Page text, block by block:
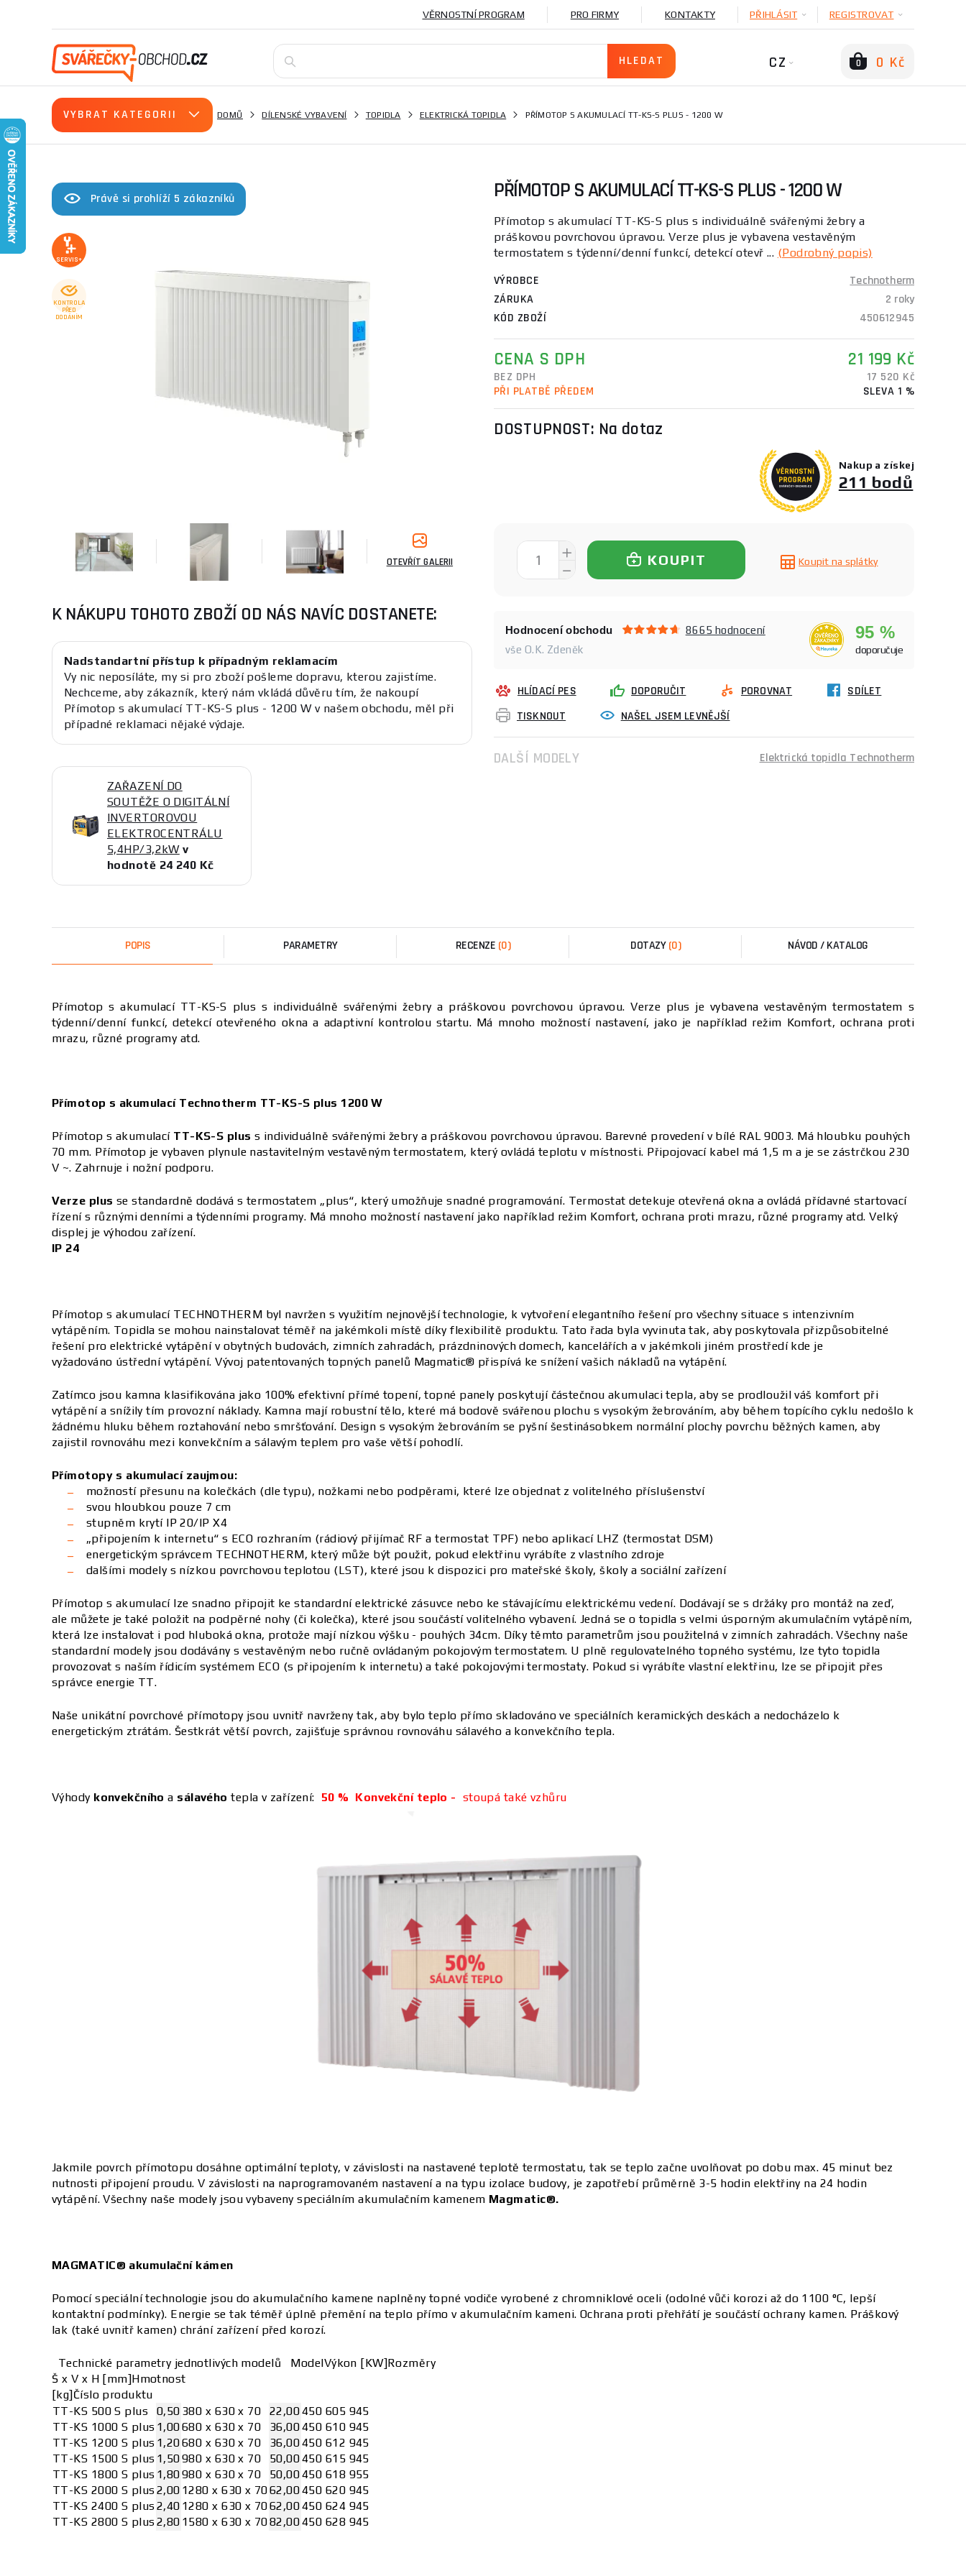
VĚRNOSTNÍ PROGRAM PRO FIRMY KONTAKTY PŘIHLÁSIT REGISTROVAT
CZ 0 0 Kč
VYBRAT KATEGORII DOMŮ DÍLENSKÉ VYBAVENÍ TOPIDLA ELEKTRICKÁ TOPIDLA PŘÍMOTOP S AKUMULACÍ TT-KS-S PLUS - 1200 W
Právě si prohlíží 5 zákazníků
SERVIS+
KONTROLA
PŘED
DODÁNÍM
OTEVŘÍT GALERII
K NÁKUPU TOHOTO ZBOŽÍ OD NÁS NAVÍC DOSTANETE:
Nadstandartní přístup k případným reklamacím
Vy nic neposíláte, my si pro zboží pošleme dopravu, kterou zajistíme.
Nechceme, aby zákazník, který nám vkládá důvěru tím, že nakoupí
Přímotop s akumulací TT-KS-S plus - 1200 W v našem obchodu, měl při
případné reklamaci nějaké výdaje.
ZAŘAZENÍ DO
SOUTĚŽE O DIGITÁLNÍ
INVERTOROVOU
ELEKTROCENTRÁLU
5,4HP/3,2kW v
hodnotě 24 240 Kč
PŘÍMOTOP S AKUMULACÍ TT-KS-S PLUS - 1200 W
Přímotop s akumulací TT-KS-S plus s individuálně svářenými žebry a
práškovou povrchovou úpravou. Verze plus je vybavena vestavěným
termostatem s týdenní/denní funkcí, detekcí otevř ... (Podrobný popis)
VÝROBCE
Technotherm
ZÁRUKA
2 roky
KÓD ZBOŽÍ
450612945
CENA S DPH 21 199 Kč
BEZ DPH
17 520 Kč
PŘI PLATBĚ PŘEDEM
SLEVA 1 %
DOSTUPNOST: Na dotaz
Nakup a získej
211 bodů
KOUPIT Koupit na splátky
Hodnocení obchodu
8665 hodnocení
vše O.K. Zdeněk
95 %
doporučuje
HLÍDACÍ PES DOPORUČIT POROVNAT
SDÍLET
TISKNOUT
NAŠEL JSEM LEVNĚJŠÍ
DALŠÍ MODELY Elektrická topidla Technotherm
POPIS PARAMETRY RECENZE (0) DOTAZY (0) NÁVOD / KATALOG
Přímotop s akumulací TT-KS-S plus s individuálně svářenými žebry a práškovou povrchovou úpravou. Verze plus je vybavena vestavěným termostatem s
týdenní/denní funkcí, detekcí otevřeného okna a adaptivní kontrolou startu. Má mnoho možností nastavení, jako je například režim Komfort, ochrana proti
mrazu, různé programy atd.
Přímotop s akumulací Technotherm TT-KS-S plus 1200 W
Přímotop s akumulací TT-KS-S plus s individuálně svářenými žebry a práškovou povrchovou úpravou. Barevné provedení v bílé RAL 9003. Má hloubku pouhých
70 mm. Přímotop je vybaven plynule nastavitelným vestavěným termostatem, který ovládá teplotu v místnosti. Připojovací kabel má 1,5 m a je se zástrčkou 230
V ~. Zahrnuje i nožní podporu.
Verze plus se standardně dodává s termostatem „plus“, který umožňuje snadné programování. Termostat detekuje otevřená okna a ovládá přídavné startovací
řízení s různými denními a týdenními programy. Má mnoho možností nastavení jako například režim Komfort, ochrana proti mrazu, různé programy atd. Velký
displej je výhodou zařízení.
IP 24
Přímotop s akumulací TECHNOTHERM byl navržen s využitím nejnovější technologie, k vytvoření elegantního řešení pro všechny situace s intenzivním
vytápěním. Topidla se mohou nainstalovat téměř na jakémkoli místě díky flexibilitě produktu. Tato řada byla vyvinuta tak, aby poskytovala přizpůsobitelné
řešení pro elektrické vytápění v obytných budovách, zimních zahradách, prázdninových domech, kancelářích a v jakémkoli jiném prostředí kde je
vyžadováno ústřední vytápění. Vývoj patentovaných topných panelů Magmatic® přispívá ke snížení vašich nákladů na vytápění.
Zatímco jsou kamna klasifikována jako 100% efektivní přímé topení, topné panely poskytují částečnou akumulaci tepla, aby se prodloužil váš komfort při
vytápění a snížily tím provozní náklady. Kamna mají robustní tělo, které má bodově svářenou plochu s vysokým žebrováním, aby během topícího cyklu nedošlo k
žádnému hluku během roztahování nebo smršťování. Design s vysokým žebrováním se pyšní šestinásobkem normální plochy povrchu běžných kamen, aby
zajistil rovnováhu mezi konvekčním a sálavým teplem pro vaše větší pohodlí.
Přímotopy s akumulací zaujmou:
možností přesunu na kolečkách (dle typu), nožkami nebo podpěrami, které lze objednat z volitelného příslušenství
svou hloubkou pouze 7 cm
stupněm krytí IP 20/IP X4
„připojením k internetu“ s ECO rozhraním (rádiový přijímač RF a termostat TPF) nebo aplikací LHZ (termostat DSM)
energetickým správcem TECHNOTHERM, který může být použit, pokud elektřinu vyrábíte z vlastního zdroje
dalšími modely s nízkou povrchovou teplotou (LST), které jsou k dispozici pro mateřské školy, školy a sociální zařízení
Přímotop s akumulací lze snadno připojit ke standardní elektrické zásuvce nebo ke stávajícímu elektrickému vedení. Dodávají se s držáky pro montáž na zeď,
ale můžete je také položit na podpěrné nohy (či kolečka), které jsou součástí volitelného vybavení. Jedná se o topidla s velmi úsporným akumulačním vytápěním,
která lze instalovat i pod hluboká okna, protože mají nízkou výšku - pouhých 34cm. Díky těmto parametrům jsou použitelná v zimních zahradách. Všechny naše
standardní modely jsou dodávány s vestavěným nebo ručně ovládaným pokojovým termostatem. U plně regulovatelného topného systému, lze tyto topidla
provozovat s naším řídicím systémem ECO (s připojením k internetu) a také pokojovými termostaty. Pokud si vyrábíte vlastní elektřinu, lze se připojit přes
správce energie TT.
Naše unikátní povrchové přímotopy jsou uvnitř navrženy tak, aby bylo teplo přímo skladováno ve speciálních keramických deskách a nedocházelo k
energetickým ztrátám. Šestkrát větší povrch, zajišťuje správnou rovnováhu sálavého a konvekčního tepla.
Výhody konvekčního a sálavého tepla v zařízení: 50 % Konvekční teplo - stoupá také vzhůru
Jakmile povrch přímotopu dosáhne optimální teploty, v závislosti na nastavené teplotě termostatu, tak se teplo začne uvolňovat po dobu max. 45 minut bez
nutnosti připojení proudu. V závislosti na naprogramovaném nastavení a na typu izolace budovy, je zapotřebí průměrně 3-5 hodin elektřiny na 24 hodin
vytápění. Všechny naše modely jsou vybaveny speciálním akumulačním kamenem Magmatic®.
MAGMATIC® akumulační kámen
Pomocí speciální technologie jsou do akumulačního kamene naplněny topné vodiče vyrobené z chromniklové oceli (odolné vůči korozi až do 1100 °C, lepší
kontaktní podmínky). Energie se tak téměř úplně přemění na teplo přímo v akumulačním kameni. Ochrana proti přehřátí je součástí ochrany kamen. Práškový
lak (také uvnitř kamen) chrání zařízení před korozí.
Technické parametry jednotlivých modelů ModelVýkon [KW]Rozměry
Š x V x H [mm]Hmotnost
[kg]Číslo produktu
TT-KS 500 S plus
TT-KS 1000 S plus
TT-KS 1200 S plus
TT-KS 1500 S plus
TT-KS 1800 S plus
TT-KS 2000 S plus
TT-KS 2400 S plus
TT-KS 2800 S plus
0,50
1,00
1,20
1,50
1,80
2,00
2,40
2,80
380 x 630 x 70
680 x 630 x 70
680 x 630 x 70
980 x 630 x 70
980 x 630 x 70
1280 x 630 x 70
1280 x 630 x 70
1580 x 630 x 70
22,00
36,00
36,00
50,00
50,00
62,00
62,00
82,00
450 605 945
450 610 945
450 612 945
450 615 945
450 618 955
450 620 945
450 624 945
450 628 945